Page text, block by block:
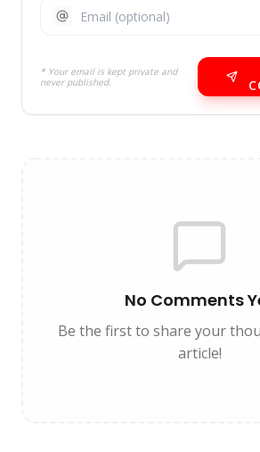
* Your email is kept private and
never published.
No Comments
Be the first to share your
article!